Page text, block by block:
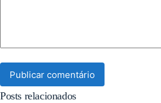
Publicar comentário
Posts relacionados